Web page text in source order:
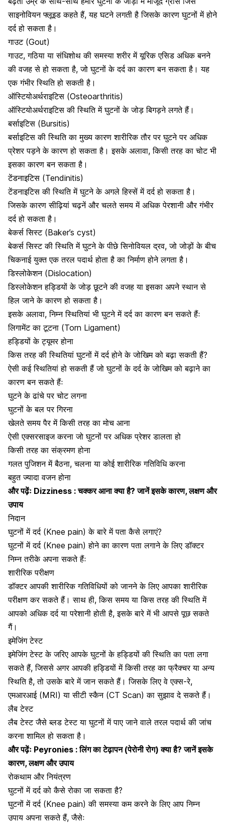
साइनोवियन फ्लूइड कहते हैं, यह घटने लगती है जिसके कारण घुटनों में होने
दर्द हो सकता है।
गाउट (Gout)
गाउट, गठिया यासंधिशोथ की समस्या शरीर मेंयूरिक एसिड अधिक बनने
की वजह से हो सकता है, जो घुटनों के दर्द का कारण बन सकता है। यह
एक गंभीर स्थिति हो सकती है।
ऑस्टियोअर्थराइटिस (Osteoarthritis)
ऑस्टियोअर्थराइटिसकी स्थिति में घुटनों के जोड़ बिगड़ने लगते हैं।
बर्साइटिस (Bursitis)
बर्साइटिस की स्थितिका मुख्य कारण शारीरिक तौर पर घुटने पर अधिक
प्रेशर पड़ने के कारण हो सकता है। इसके अलावा, किसी तरह का चोट भी
इसका कारण बन सकता है।
टेंडनाइटिस (Tendinitis)
टेंडनाइटिसकी स्थिति में घुटने के अगले हिस्सें में दर्द हो सकता है।
जिसके कारण सीढ़ियां चढ़नें और चलते समय में अधिक पेरशानी और गंभीर
दर्द हो सकता है।
बेकर्स सिस्ट (Baker’s cyst)
बेकर्स सिस्टकी स्थिति में घुटने के पीछे सिनोवियल द्रव, जो जोड़ों के बीच
चिकनाई युक्त एक तरल पदार्थ होता है का निर्माण होने लगता है।
डिस्लोकेशन (Dislocation)
डिस्लोकेशन हड्डियों के जोड़ छूटने की वजह या इसका अपने स्थान से
हिल जाने के कारण हो सकता है।
इसके अलावा, निम्न स्थितियां भी घुटने में दर्द का कारण बन सकते हैंः
लिगामेंट का टूटना (Torn Ligament)
हड्डियों के ट्यूमर होना
किस तरह की स्थितियां घुटनों में दर्द होने के जोखिम को बढ़ा सकती हैं?
ऐसी कई स्थितियां हो सकती हैं जो घुटनों के दर्द के जोखिम को बढ़ाने का
कारण बन सकते हैंः
घुटने के ढांचे पर चोट लगना
घुटनों के बल पर गिरना
खेलते समय पैर में किसी तरह का मोच आना
ऐसी एक्सरसाइज करना जो घुटनों पर अधिक प्रेशर डालता हो
किसी तरह का संक्रमण होना
गलत पुजिशन में बैठना, चलना या कोई शारीरिक गतिविधि करना
बहुत ज्यादा वजन होना
और पढ़ेंः Dizziness : चक्कर आना क्या है? जानें इसके कारण, लक्षण और
उपाय
निदान
घुटनों में दर्द (Knee pain) के बारे में पता कैसे लगाएं?
घुटनों में दर्द (Knee pain) होने का कारण पता लगाने के लिए डॉक्टर
निम्न तरीके अपना सकते हैंः
शारीरिक परीक्षण
डॉक्टर आपकी शारीरिक गतिविधियों को जानने के लिए आपका शारीरिक
परीक्षण कर सकते हैं। साथ ही, किस समय या किस तरह की स्थिति में
आपको अधिक दर्द या परेशानी होती है, इसके बारे में भी आपसे पूछ सकते
गैं।
इमेजिंग टेस्ट
इमेजिंग टेस्ट के जरिए आपके घुटनों के हड्डियों की स्थिति का पता लगा
सकते हैं, जिससे अगर आपकी हड्डियों में किसी तरह का फ्रैक्चर या अन्य
स्थिति है, तो उसके बारे में जान सकते हैं। जिसके लिए वे एक्स-रे,
एमआरआई (MRI) यासीटी स्कैन (CT Scan) का सुझाव दे सकते हैं।
लैब टेस्ट
लैब टेस्ट जैसेब्लड टेस्टया घुटनों में पाए जाने वाले तरल पदार्थ की जांच
करना शामिल हो सकता है।
और पढ़ेंः Peyronies : लिंग का टेढ़ापन (पेरोनी रोग) क्या है? जानें इसके
कारण, लक्षण और उपाय
रोकथाम और नियंत्रण
घुटनों में दर्द को कैसे रोका जा सकता है?
घुटनों में दर्द (Knee pain) की समस्या कम करने के लिए आप निम्न
उपाय अपना सकते हैं, जैसेः